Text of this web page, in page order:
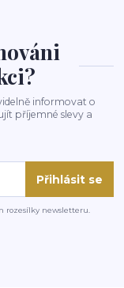
informovat o
příjemné slevy a
Přihlásit se
rozesílky newsletteru.